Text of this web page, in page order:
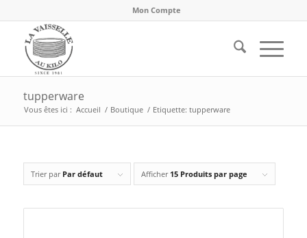
Mon Compte
tupperware
Vous êtes ici : Accueil / Boutique / Etiquette: tupperware
Trier par Par défaut Afficher 15 Produits par page